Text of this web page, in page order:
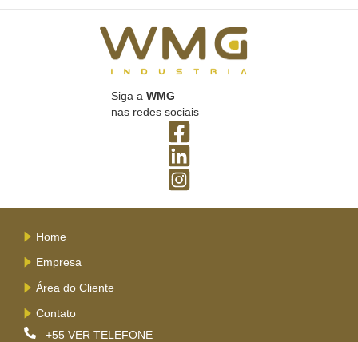
Siga a WMG
nas redes sociais
Home
Empresa
Área do Cliente
Contato
+55 VER TELEFONE